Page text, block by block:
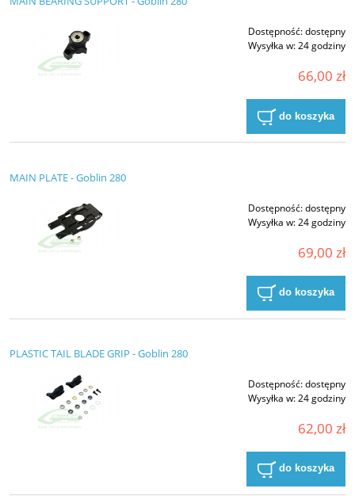
Dostępność:dostępny
Wysyłka w:24 godziny
66,00 zł
do koszyka
MAIN PLATE - Goblin 280
Dostępność:dostępny
Wysyłka w:24 godziny
69,00 zł
do koszyka
PLASTIC TAIL BLADE GRIP - Goblin 280
Dostępność:dostępny
Wysyłka w:24 godziny
62,00 zł
do koszyka